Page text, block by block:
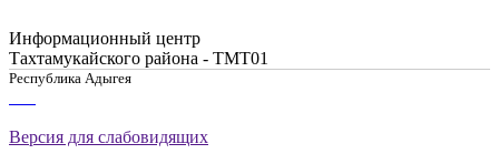
Информационный центр
Тахтамукайского района - ТМТ01
Республика Адыгея
Версия для слабовидящих